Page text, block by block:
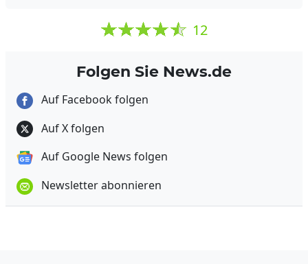
12
Folgen Sie News.de
Auf Facebook folgen
Auf X folgen
Auf Google News folgen
Newsletter abonnieren